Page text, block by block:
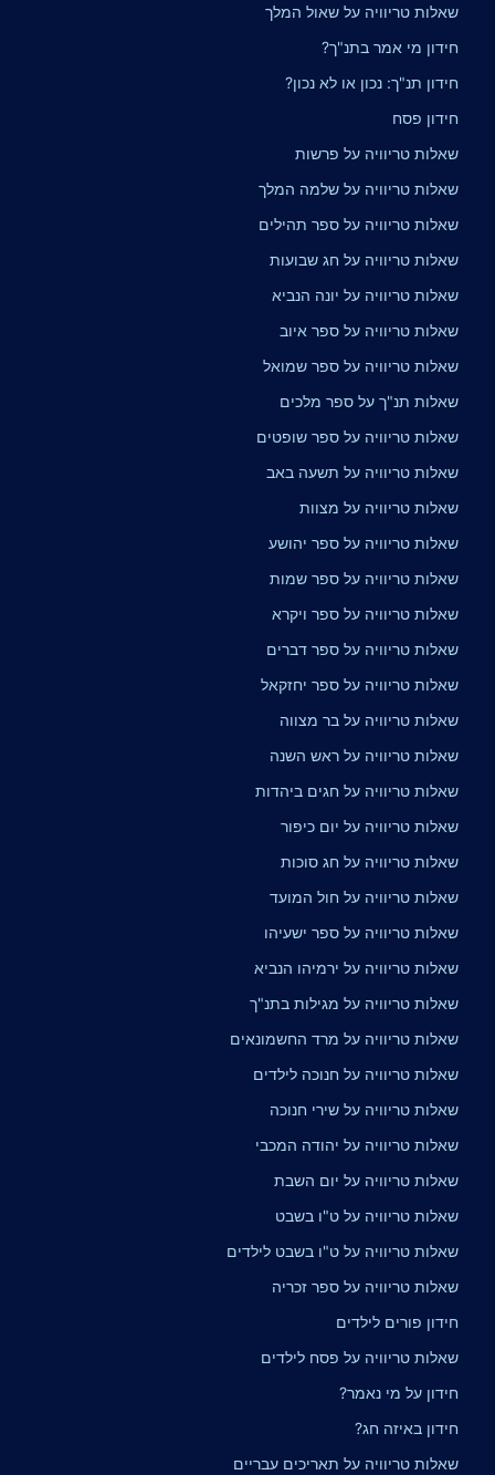
שאלות טריוויה על שאול המלך
חידון מי אמר בתנ"ך?
חידון תנ"ך: נכון או לא נכון?
חידון פסח
שאלות טריוויה על פרשות
שאלות טריוויה על שלמה המלך
שאלות טריוויה על ספר תהילים
שאלות טריוויה על חג שבועות
שאלות טריוויה על יונה הנביא
שאלות טריוויה על ספר איוב
שאלות טריוויה על ספר שמואל
שאלות תנ"ך על ספר מלכים
שאלות טריוויה על ספר שופטים
שאלות טריוויה על תשעה באב
שאלות טריוויה על מצוות
שאלות טריוויה על ספר יהושע
שאלות טריוויה על ספר שמות
שאלות טריוויה על ספר ויקרא
שאלות טריוויה על ספר דברים
שאלות טריוויה על ספר יחזקאל
שאלות טריוויה על בר מצווה
שאלות טריוויה על ראש השנה
שאלות טריוויה על חגים ביהדות
שאלות טריוויה על יום כיפור
שאלות טריוויה על חג סוכות
שאלות טריוויה על חול המועד
שאלות טריוויה על ספר ישעיהו
שאלות טריוויה על ירמיהו הנביא
שאלות טריוויה על מגילות בתנ"ך
שאלות טריוויה על מרד החשמונאים
שאלות טריוויה על חנוכה לילדים
שאלות טריוויה על שירי חנוכה
שאלות טריוויה על יהודה המכבי
שאלות טריוויה על יום השבת
שאלות טריוויה על ט"ו בשבט
שאלות טריוויה על ט"ו בשבט לילדים
שאלות טריוויה על ספר זכריה
חידון פורים לילדים
שאלות טריוויה על פסח לילדים
חידון על מי נאמר?
חידון באיזה חג?
שאלות טריוויה על תאריכים עבריים